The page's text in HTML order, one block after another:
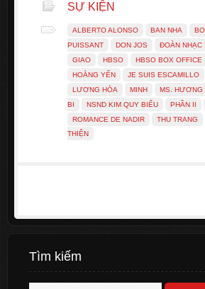
SỰ KIỆN
ALBERTO ALONSO BAN NHA
PUISSANT
DON JOS ĐOÀN NHẠC
GIAO
HBSO HBSO BOX OFFICE
HOÀNG YẾN
JE SUIS ESCAMILLO
LƯƠNG HÒA
MINH MS. HƯƠNG
BI
NSND KIM QUY BIỂU PHẦN II
ROMANCE DE NADIR
THU TRANG
THIỆN
Tìm kiếm